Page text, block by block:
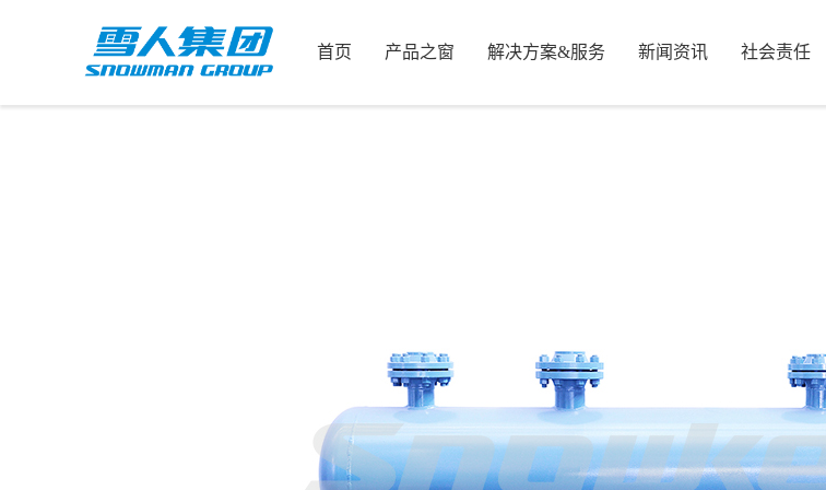
首页 产品之窗 解决方案&服务 新闻资讯 社会责任